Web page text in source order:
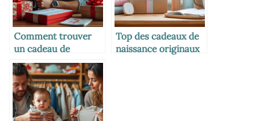
Comment trouver
un cadeau de
dernière minute
efficace
Top des cadeaux de
naissance originaux